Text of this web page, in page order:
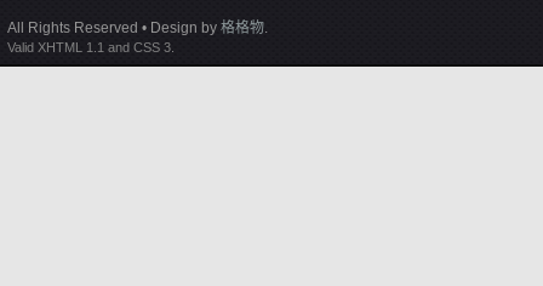
All Rights Reserved • Design by 格格物.
Valid XHTML 1.1 and CSS 3.